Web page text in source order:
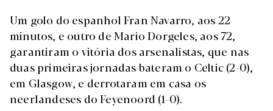
Um golo do espanhol Fran Navarro, aos 22
minutos, e outro de Mario Dorgeles, aos 72,
garantiram o vitória dos arsenalistas, que nas
duas primeiras jornadas bateram o Celtic (2-0),
em Glasgow, e derrotaram em casa os
neerlandeses do Feyenoord (1-0).